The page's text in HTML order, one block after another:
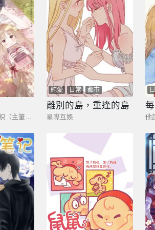
純愛 日常 都市
離別的島，重逢的島
星際互娛 他